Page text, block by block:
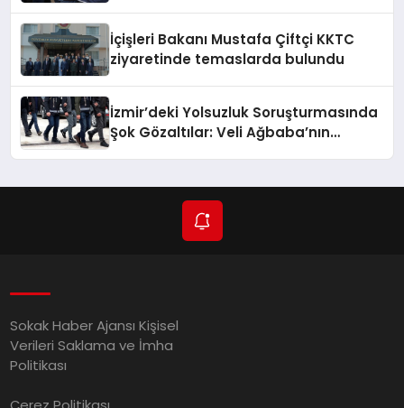
İçişleri Bakanı Mustafa Çiftçi KKTC
ziyaretinde temaslarda bulundu
İzmir’deki Yolsuzluk Soruşturmasında
Şok Gözaltılar: Veli Ağbaba’nın
Sokak Haber Ajansı Kişisel
Verileri Saklama ve İmha
Politikası